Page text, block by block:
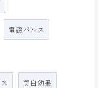
電磁パルス
美白効果